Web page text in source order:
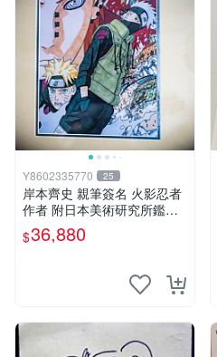
Y8602335770 25
岸本齊史 親筆簽名 火影忍者
作者 附日本美術研究所鑑定
證明書 卡卡西 培英 鳴人 非
佐助 GEM Tsume 曉
$36,880